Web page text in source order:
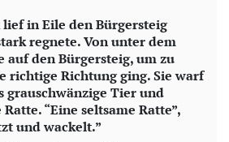
y
V
i
d
in Eile den Bürgersteig
regnete. Von unter dem
auf den Bürgersteig, um zu
richtige Richtung ging. Sie warf
grauschwänzige Tier und
“Eine seltsame Ratte”,
und wackelt.”